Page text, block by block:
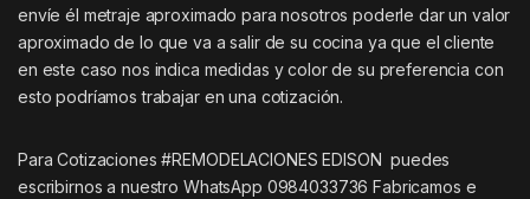
envíe él metraje aproximado para nosotros poderle dar un valor
aproximado de lo que va a salir de su cocina ya que el cliente
en este caso nos indica medidas y color de su preferencia con
esto podríamos trabajar en una cotización.
Para Cotizaciones #REMODELACIONES EDISON puedes
escribirnos a nuestro WhatsApp 0984033736 Fabricamos e